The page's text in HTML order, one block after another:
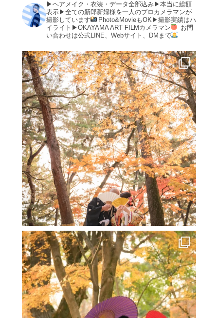
▶︎ヘアメイク・衣装・データ全部込み▶︎本当に総額
表示▶︎全ての新郎新婦様を一人のプロカメラマンが
撮影しています
Photo&MovieもOK▶︎撮影実績はハ
イライト▶︎OKAYAMA ART FILMカメラマン
お問
い合わせは公式LINE、Webサイト、DMまで